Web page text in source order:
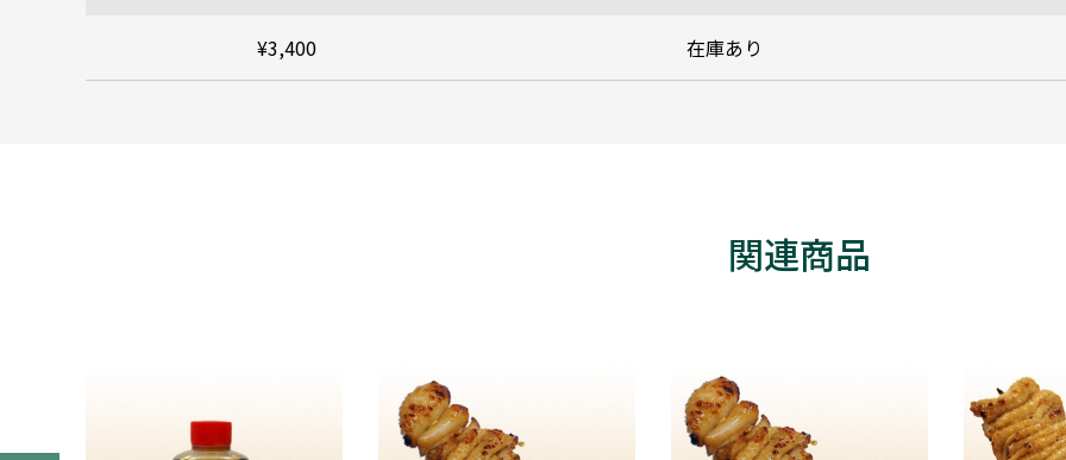
¥3,400 在庫あり
関連商品